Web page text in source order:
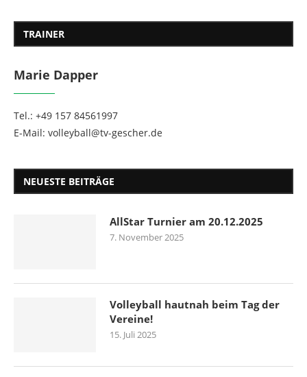
TRAINER
Marie Dapper
Tel.: +49 157 84561997
E-Mail: volleyball@tv-gescher.de
NEUESTE BEITRÄGE
AllStar Turnier am 20.12.2025
7. November 2025
Volleyball hautnah beim Tag der
Vereine!
15. Juli 2025